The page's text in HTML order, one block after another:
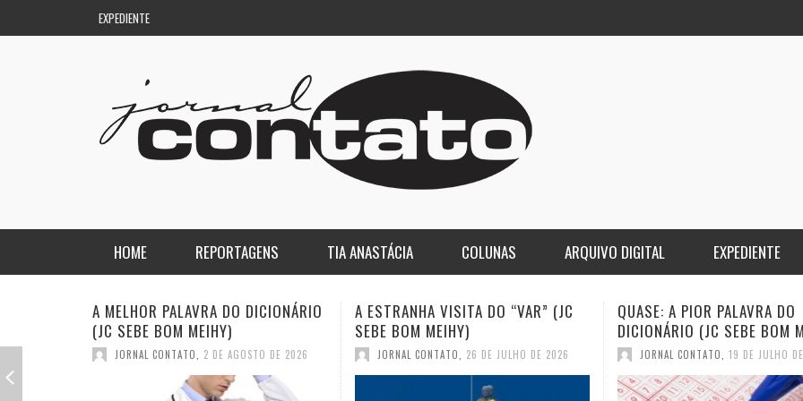
EXPEDIENTE
HOME REPORTAGENS
REGIONAL
TIA ANASTÁCIA COLUNAS
DE PASSAGEM
ARQUIVO DIGITAL EXPEDIENTE
A ESTRANHA VISITA DO “VAR” (JC
SEBE BOM MEIHY)
JORNAL CONTATO 26 DE JULHO DE 2026
QUASE: A PIOR PALAVRA DO
DICIONÁRIO (JC SEBE BOM MEIHY)
JORNAL CONTATO 19 DE JULHO DE 2026
A DEMOCRACIA
GASPARI)
JORNAL CONTATO 12 DE JULHO